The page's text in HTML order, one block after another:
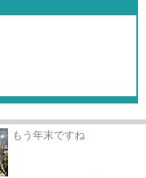
もう年末ですね